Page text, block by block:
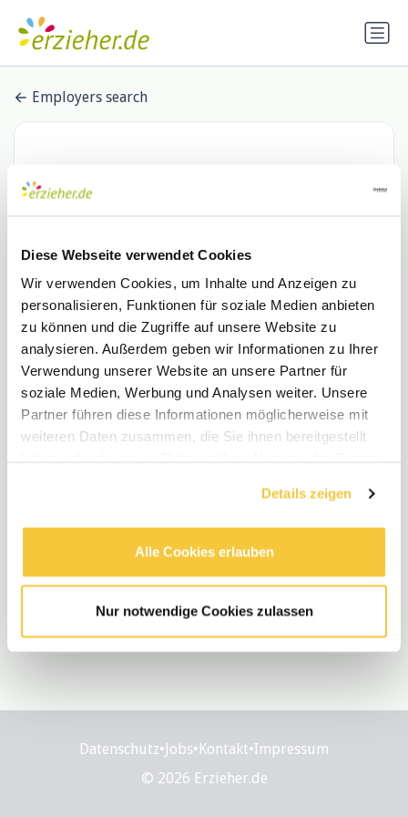
Diese Webseite verwendet Cookies
Wir verwenden Cookies, um Inhalte und Anzeigen zu
personalisieren, Funktionen für soziale Medien anbieten
zu können und die Zugriffe auf unsere Website zu
analysieren. Außerdem geben wir Informationen zu Ihrer
Verwendung unserer Website an unsere Partner für
soziale Medien, Werbung und Analysen weiter. Unsere
Partner führen diese Informationen möglicherweise mit
weiteren Daten zusammen, die Sie ihnen bereitgestellt
Details zeigen
Alle Cookies erlauben
Nur notwendige Cookies zulassen
Employers search
Unikathe – Kita-Zweckverband
im Bistum Mainz - Kita St.
Franziskus
Datenschutz•Jobs•Kontakt•Impressum
© 2026 Erzieher.de